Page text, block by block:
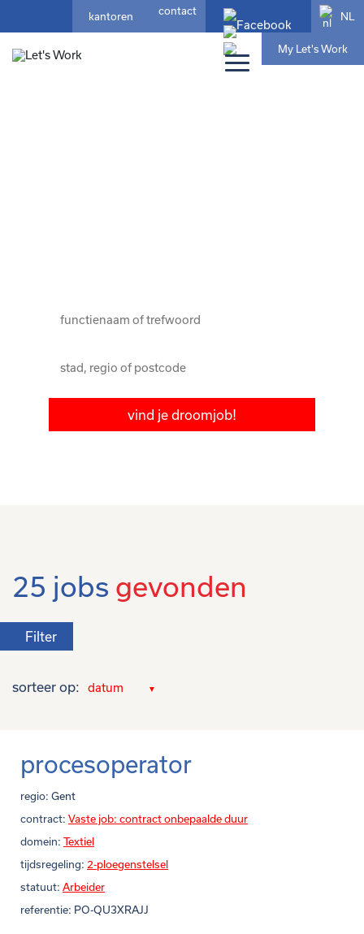
NL
contact
kantoren
My Let's Work
vind je droomjob!
25 jobs gevonden
Filter
sorteer op:
procesoperator
regio: Gent
contract: Vaste job: contract onbepaalde duur
domein: Textiel
tijdsregeling: 2-ploegenstelsel
statuut: Arbeider
referentie: PO-QU3XRAJJ